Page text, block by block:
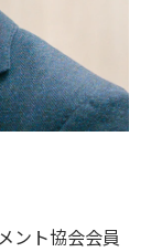
ント協会会員